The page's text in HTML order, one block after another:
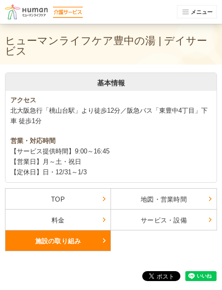
メニュー
ヒューマンライフケア豊中の湯 | デイサー
ビス
基本情報
アクセス
北大阪急行「桃山台駅」より徒歩12分／阪急バス「東豊中4丁目」下
車 徒歩1分
営業・対応時間
【サービス提供時間】9:00～16:45
【営業日】月～土・祝日
【定休日】日・12/31～1/3
TOP 地図・営業時間
料金 サービス・設備
施設の取り組み